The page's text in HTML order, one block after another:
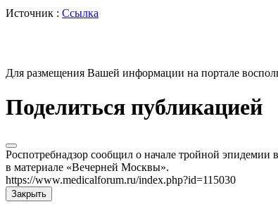
Источник : Ссылка
Для размещения Вашей информации на портале
Поделиться публикацией
Роспотребнадзор сообщил о начале тройной
в материале «Вечерней Москвы».
https://www.medicalforum.ru/index.php?id=115030
Закрыть